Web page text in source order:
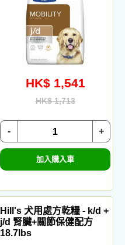
HK$ 1,541
HK$ 1,713
+
-
加入購入車
Hill's 犬用處方乾糧 - k/d +
j/d 腎臟+關節保健配方
18.7lbs